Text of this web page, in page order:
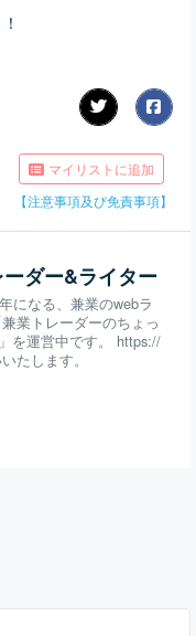
マイリストに追加
【注意事項及び免責事項】
ダー&ライター
になる、兼業のwebラ
業トレーダーのちょっ
を運営中です。 https://
たします。